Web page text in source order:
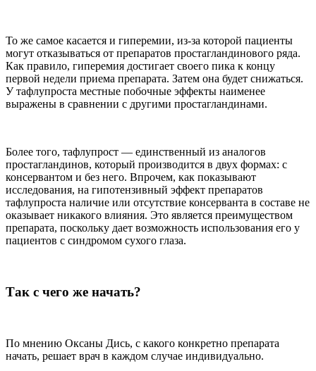
То же самое касается и гиперемии, из-за которой пациенты
могут отказываться от препаратов простагландинового ряда.
Как правило, гиперемия достигает своего пика к концу
первой недели приема препарата. Затем она будет снижаться.
У тафлупроста местные побочные эффекты наименее
выражены в сравнении с другими простагландинами.
Более того, тафлупрост — единственный из аналогов
простагландинов, который производится в двух формах: с
консервантом и без него. Впрочем, как показывают
исследования, на гипотензивный эффект препаратов
тафлупроста наличие или отсутствие консерванта в составе не
оказывает никакого влияния. Это является преимуществом
препарата, поскольку дает возможность использования его у
пациентов с синдромом сухого глаза.
Так с чего же начать?
По мнению Оксаны Дись, с какого конкретно препарата
начать, решает врач в каждом случае индивидуально.